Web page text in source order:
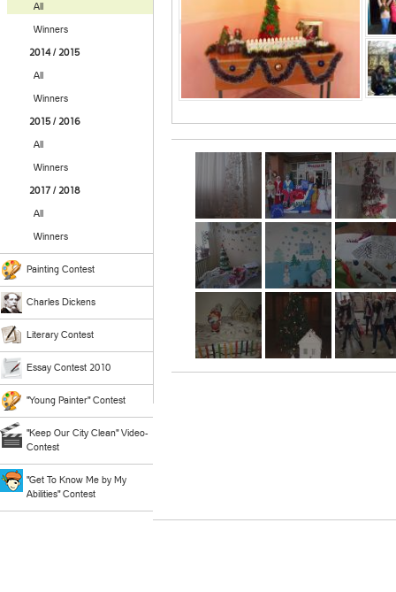
All
Winners
2014 / 2015
All
Winners
2015 / 2016
All
Winners
2017 / 2018
All
Winners
Painting Contest
Charles Dickens
Literary Contest
Essay Contest 2010
"Young Painter" Contest
"Keep Our City Clean" Video-
Contest
"Get To Know Me by My
Abilities" Contest